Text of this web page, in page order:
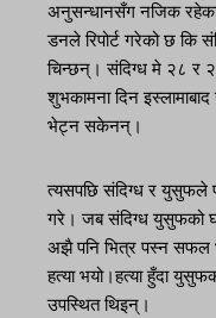
अनुसन्धानसँग नजिक
डनले रिपोर्ट गरेको छ कि
चिन्छन्। संदिग्ध मे २८ र
शुभकामना दिन
भेट्न सकेनन्।
त्यसपछि संदिग्ध र युसुफले
गरे। जब संदिग्ध युसुफको
अझै पनि भित्र पस्न सफल
हत्या भयो।हत्या हुँदा
उपस्थित थिइन्।